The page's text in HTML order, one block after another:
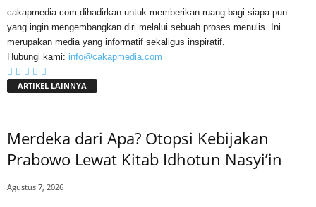
cakapmedia.com dihadirkan untuk memberikan ruang bagi siapa pun
yang ingin mengembangkan diri melalui sebuah proses menulis. Ini
merupakan media yang informatif sekaligus inspiratif.
Hubungi kami: info@cakapmedia.com
ARTIKEL LAINNYA
Merdeka dari Apa? Otopsi Kebijakan
Prabowo Lewat Kitab Idhotun Nasyi’in
Agustus 7, 2026